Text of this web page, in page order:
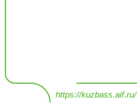
https://kuzbass.aif.ru/